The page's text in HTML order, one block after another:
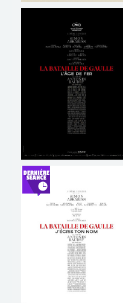
Horaires et Infos
Bande-annonce
Réservation
LA BATAILLE DE GAULLE -
PARTIE 1 : L'AGE DE FER
Horaires et Infos
Bande-annonce
Réservation
AVERT. TOUT PUBLIC